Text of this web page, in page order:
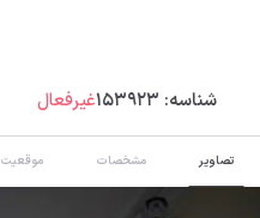
شناسه: 153923غیرفعال
تصاویر مشخصات موقعیت